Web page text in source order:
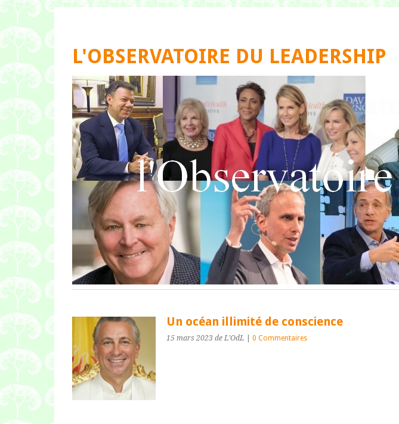
L'OBSERVATOIRE DU LEADERSHIP
Un océan illimité de conscience
15 mars 2023 de L'OdL 0 Commentaires